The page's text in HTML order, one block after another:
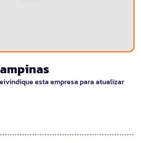
esta empresa para atualizar